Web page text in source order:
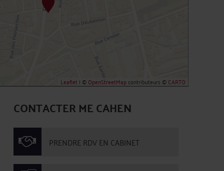
Leaflet | ©OpenStreetMapcontributeurs ©CARTO
CONTACTER ME CAHEN
PRENDRE RDV EN CABINET